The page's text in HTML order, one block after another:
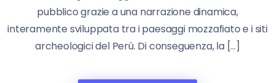
pubblico grazie a una narrazione dinamica,
interamente sviluppata tra i paesaggi mozzafiato e i siti
archeologici del Perù. Di conseguenza, la […]